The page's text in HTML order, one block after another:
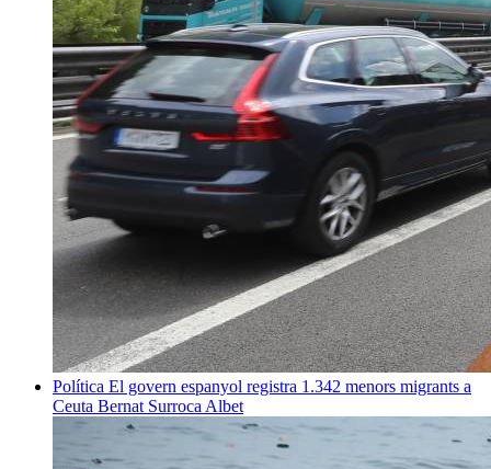
Política El govern espanyol registra 1.342 menors migrants a
Ceuta Bernat Surroca Albet